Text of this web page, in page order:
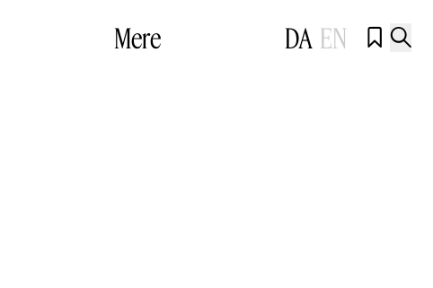
Mere DA EN  